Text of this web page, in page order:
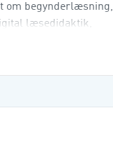
om begynderlæsning,
læsedidaktik,